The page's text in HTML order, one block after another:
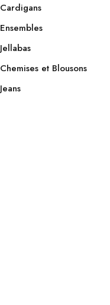
Cardigans
Ensembles
Jellabas
Chemises et Blousons
Jeans